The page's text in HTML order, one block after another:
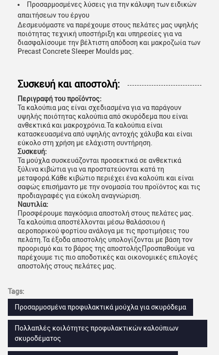
Προσαρμοσμένες λύσεις για την κάλυψη των ειδικών
απαιτήσεων του έργου
Δεσμευόμαστε να παρέχουμε στους πελάτες μας υψηλής
ποιότητας τεχνική υποστήριξη και υπηρεσίες για να
διασφαλίσουμε την βέλτιστη απόδοση και μακροζωία των
Precast Concrete Sleeper Moulds μας.
Συσκευή και αποστολή:
Περιγραφή του προϊόντος:
Τα καλούπια μας είναι σχεδιασμένα για να παράγουν
υψηλής ποιότητας καλούπια από σκυρόδεμα που είναι
ανθεκτικά και μακροχρόνια.Τα καλούπια είναι
κατασκευασμένα από υψηλής αντοχής χάλυβα και είναι
εύκολο στη χρήση με ελάχιστη συντήρηση.
Συσκευή:
Τα μούχλα συσκευάζονται προσεκτικά σε ανθεκτικά
ξύλινα κιβώτια για να προστατεύονται κατά τη
μεταφορά.Κάθε κιβώτιο περιέχει ένα καλούπι και είναι
σαφώς επισήμαντο με την ονομασία του προϊόντος και τις
προδιαγραφές για εύκολη αναγνώριση.
Ναυτιλία:
Προσφέρουμε παγκόσμια αποστολή στους πελάτες μας.
Τα καλούπια αποστέλλονται μέσω θαλάσσιου ή
αεροπορικού φορτίου ανάλογα με τις προτιμήσεις του
πελάτη.Τα έξοδα αποστολής υπολογίζονται με βάση τον
προορισμό και το βάρος της αποστολήςΠροσπαθούμε να
παρέχουμε τις πιο αποδοτικές και οικονομικές επιλογές
αποστολής στους πελάτες μας.
Tags:
Προσαρμοσμένα προφυλακτικά μούχλα για σκυρόδεμα
Πολλαπλές κοιλότητες προφυλακτικών καλούπιων
σκυροδέματος